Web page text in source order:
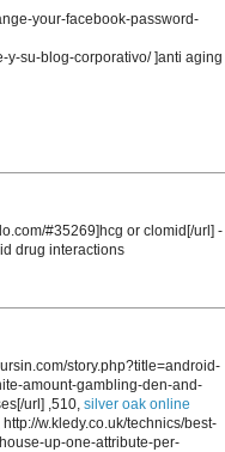
your-facebook-password-
y-su-blog-corporativo/ ]anti aging
#35269]hcg or clomid[/url] -
drug interactions
story.php?title=android-
amount-gambling-den-and-
url] ,510, silver oak online
w.kledy.co.uk/technics/best-
up-one-attribute-per-